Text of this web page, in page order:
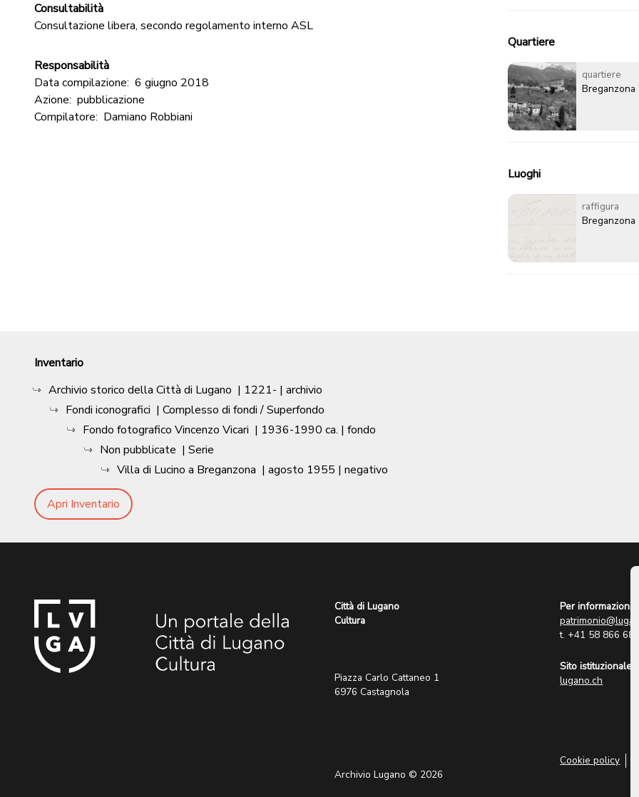
Consultabilità
Consultazione libera, secondo regolamento interno ASL
Responsabilità
Data compilazione: 6 giugno 2018
Azione: pubblicazione
Compilatore: Damiano Robbiani
Quartiere
quartiere
Breganzona
Luoghi
raffigura
Breganzona
Inventario
Archivio storico della Città di Lugano | 1221- | archivio
Fondi iconografici | Complesso di fondi / Superfondo
Fondo fotografico Vincenzo Vicari | 1936-1990 ca. | fondo
Non pubblicate | Serie
Villa di Lucino a Breganzona | agosto 1955 | negativo
Apri Inventario
Città di Lugano
Cultura
Piazza Carlo Cattaneo 1
6976 Castagnola
Archivio Lugano © 2026
Per informazioni:
t. +41 58 866 68
Sito istituzionale:
lugano.ch
Cookie policy